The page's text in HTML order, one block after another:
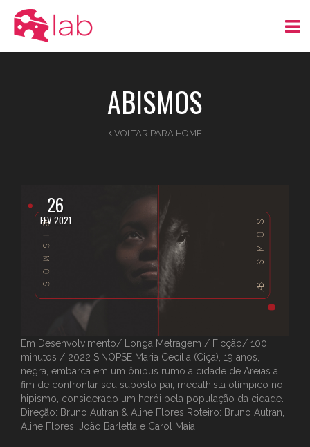
ABISMOS
VOLTAR PARA HOME
26
FEV 2021
Em Desenvolvimento/ Longa Metragem / Ficção/ 100
minutos / 2022 SINOPSE Maria Cecília (Ciça), 19 anos,
negra, embarca em um ônibus rumo a cidade de Areias a
fim de confrontar seu suposto pai, medalhista olímpico no
hipismo, considerado um herói pela população da cidade.
Direção: Bruno Autran & Aline Flores Roteiro: Bruno Autran,
Aline Flores, João Barletta e Carol Maia